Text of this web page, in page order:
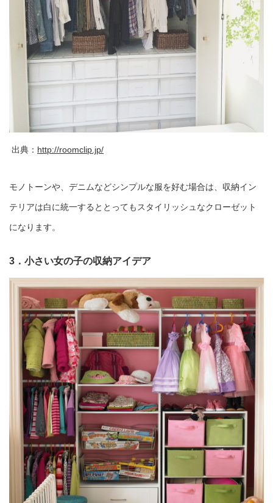
出典： http://roomclip.jp/
モノトーンや、デニムなどシンプルな服を好む場合は、収納イン
テリアは白に統一するととってもスタイリッシュなクローゼット
になります。
3．小さい女の子の収納アイデア